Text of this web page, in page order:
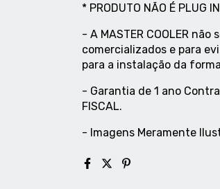
* PRODUTO NÃO É PLUG
- A MASTER COOLER
comercializados e para
para a instalação da
- Garantia de 1 ano
FISCAL.
- Imagens Meramente